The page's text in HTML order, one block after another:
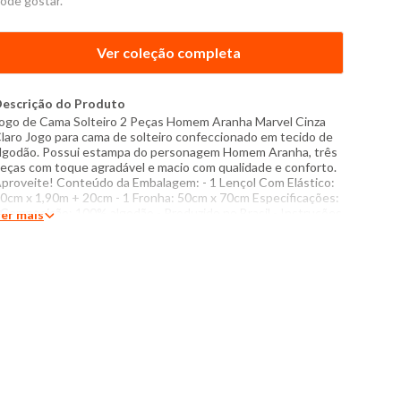
Ver coleção completa
do Produto
de Cama Solteiro 2 Peças Homem Aranha Marvel Cinza
Jogo para cama de solteiro confeccionado em tecido de
Possui estampa do personagem Homem Aranha, três
com toque agradável e macio com qualidade e conforto.
Conteúdo da Embalagem: - 1 Lençol Com Elástico:
x 1,90m + 20cm - 1 Fronha: 50cm x 70cm Especificações:
100% algodão - Produzido no Brasil - Instruções
mais